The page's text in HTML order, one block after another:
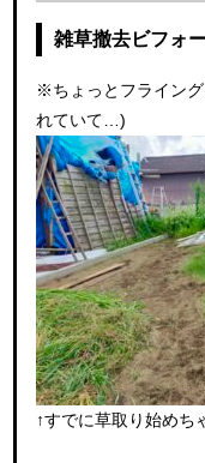
雑草撤去ビフォ
※ちょっとフライン
れていて…)
↑すでに草取り始めち